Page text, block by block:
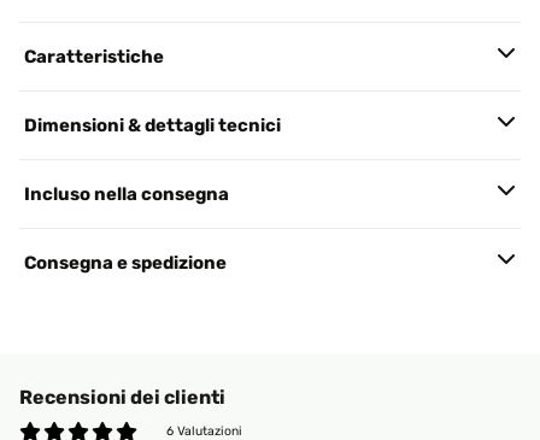
Caratteristiche
Dimensioni & dettagli tecnici
Incluso nella consegna
Consegna e spedizione
Recensioni dei clienti
6 Valutazioni